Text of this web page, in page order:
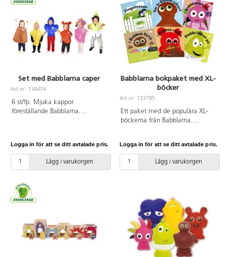
Set med Babblarna caper
Art.nr: 138474
6 st/fp. Mjuka kappor
föreställande Babblarna.
86-110. Lagom för åldrarna 1-4
Logga in för att se ditt avtalade pris.
Lägg i varukorgen
Babblarna bokpaket med XL-
böcker
Art.nr: 133795
Ett paket med de populära XL-
böckerna från Babblarna.
många kan titta samtidigt.
Innehåller: I Bobbos väska, Var är
Babbas saker, Dadda hälsar på, I
Logga in för att se ditt avtalade pris.
Lägg i varukorgen